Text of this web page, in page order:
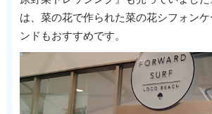
は、菜の花で作られた菜の花シフォン
ンドもおすすめです。